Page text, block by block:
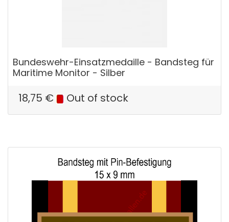
Bundeswehr-Einsatzmedaille - Bandsteg für
Maritime Monitor - Silber
18,75 € Out of stock